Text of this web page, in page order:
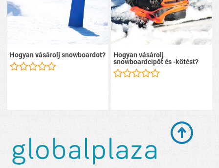
Hogyan vásárolj snowboardot? Hogyan vásárolj
snowboardcipőt és -kötést?